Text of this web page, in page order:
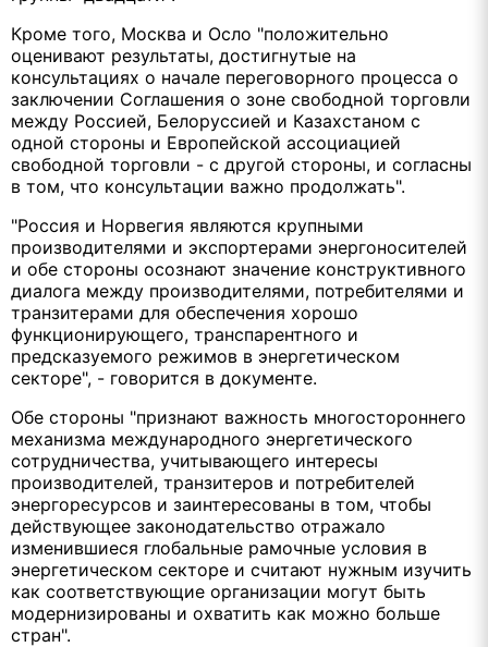
Кроме того, Москва и Осло "положительно
оценивают результаты, достигнутые на
консультациях о начале переговорного процесса о
заключении Соглашения о зоне свободной торговли
между Россией, Белоруссией и Казахстаном с
одной стороны и Европейской ассоциацией
свободной торговли - с другой стороны, и согласны
в том, что консультации важно продолжать".
"Россия и Норвегия являются крупными
производителями и экспортерами энергоносителей
и обе стороны осознают значение конструктивного
диалога между производителями, потребителями и
транзитерами для обеспечения хорошо
функционирующего, транспарентного и
предсказуемого режимов в энергетическом
секторе", - говорится в документе.
Обе стороны "признают важность многостороннего
механизма международного энергетического
сотрудничества, учитывающего интересы
производителей, транзитеров и потребителей
энергоресурсов и заинтересованы в том, чтобы
действующее законодательство отражало
изменившиеся глобальные рамочные условия в
энергетическом секторе и считают нужным изучить
как соответствующие организации могут быть
модернизированы и охватить как можно больше
стран".